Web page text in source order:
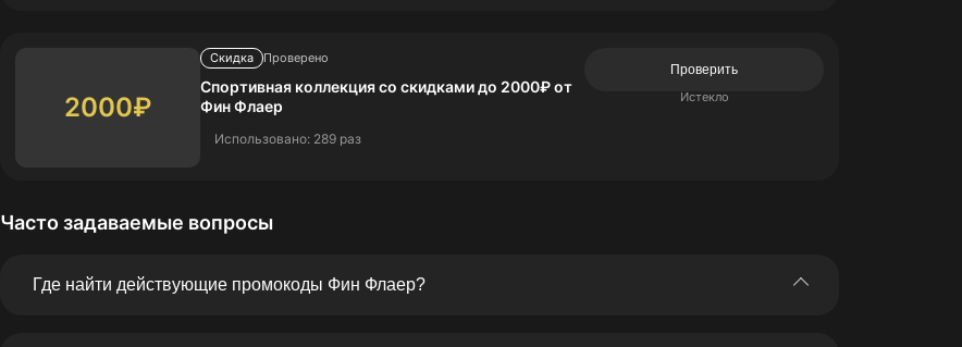
2000₽
Скидка Проверено
Спортивная коллекция со скидками до 2000₽ от
Фин Флаер
Использовано: 289 раз
Проверить
Истекло
Часто задаваемые вопросы
Где найти действующие промокоды Фин Флаер?